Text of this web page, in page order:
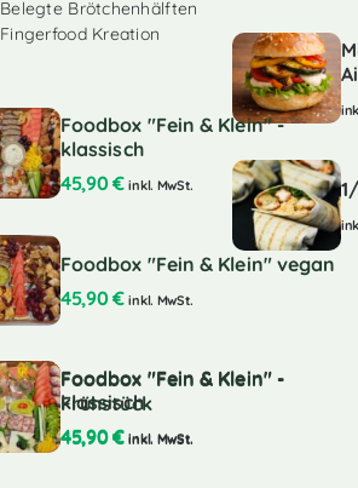
Belegte Brötchenhälften
Fingerfood Kreation
Foodbox "Fein & Klein" -
klassisch
45,90€ inkl. MwSt.
Foodbox "Fein & Klein" -
klassisch
45,90€ inkl. MwSt.
Foodbox "Fein & Klein" vegan
45,90€ inkl. MwSt.
Foodbox "Fein & Klein" -
Frühstück
45,90€ inkl. MwSt.